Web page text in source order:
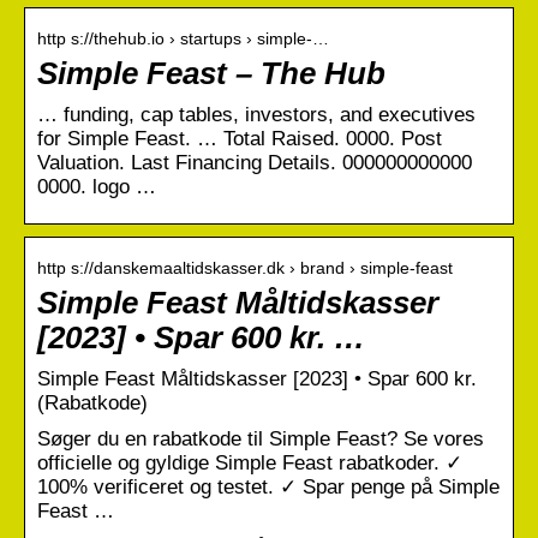
http s://thehub.io › startups › simple-…
Simple Feast – The Hub
… funding, cap tables, investors, and executives
for Simple Feast. … Total Raised. 0000. Post
Valuation. Last Financing Details. 000000000000
0000. logo …
http s://danskemaaltidskasser.dk › brand › simple-feast
Simple Feast Måltidskasser
[2023] • Spar 600 kr. …
Simple Feast Måltidskasser [2023] • Spar 600 kr.
(Rabatkode)
Søger du en rabatkode til Simple Feast? Se vores
officielle og gyldige Simple Feast rabatkoder. ✓
100% verificeret og testet. ✓ Spar penge på Simple
Feast …